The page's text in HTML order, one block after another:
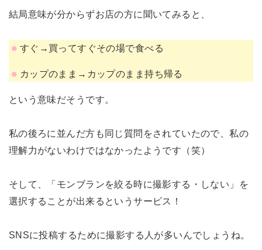
結局意味が分からずお店の方に聞いてみると、
すぐ→買ってすぐその場で食べる
カップのまま→カップのまま持ち帰る
という意味だそうです。
私の後ろに並んだ方も同じ質問をされていたので、私の
理解力がないわけではなかったようです（笑）
そして、「モンブランを絞る時に撮影する・しない」を
選択することが出来るというサービス！
SNSに投稿するために撮影する人が多いんでしょうね。